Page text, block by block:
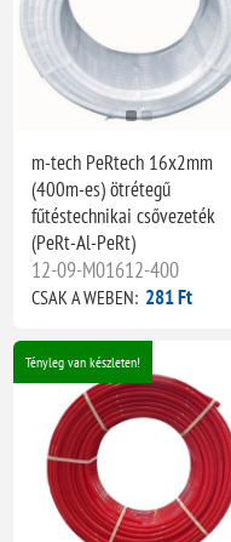
m-tech PeRtech 16x2mm
(400m-es) ötrétegű
fűtéstechnikai csővezeték
(PeRt-Al-PeRt)
12-09-M01612-400
CSAK A WEBEN: 281 Ft
Tényleg van készleten!